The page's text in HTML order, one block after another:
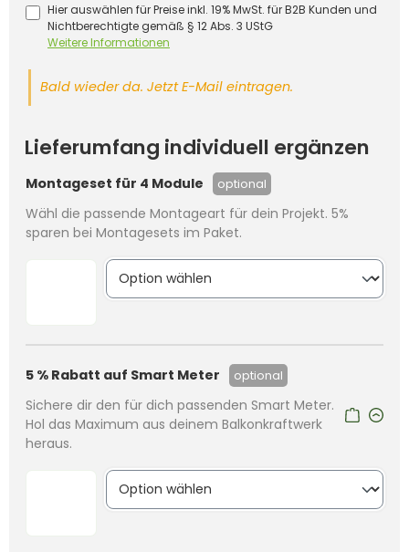
Hier auswählen für Preise inkl. 19% MwSt. für B2B Kunden und
Nichtberechtigte gemäß § 12 Abs. 3 UStG
Weitere Informationen
Bald wieder da. Jetzt E-Mail eintragen.
Lieferumfang individuell ergänzen
Montageset für 4 Module optional
Wähl die passende Montageart für dein Projekt. 5%
sparen bei Montagesets im Paket.
5 % Rabatt auf Smart Meter optional
Sichere dir den für dich passenden Smart Meter.
Hol das Maximum aus deinem Balkonkraftwerk
heraus.